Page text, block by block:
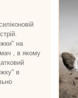
на
, в якому
в